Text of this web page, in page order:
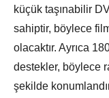
küçük taşınabilir
sahiptir, böylece
olacaktır. Ayrıca
destekler, böylece
şekilde